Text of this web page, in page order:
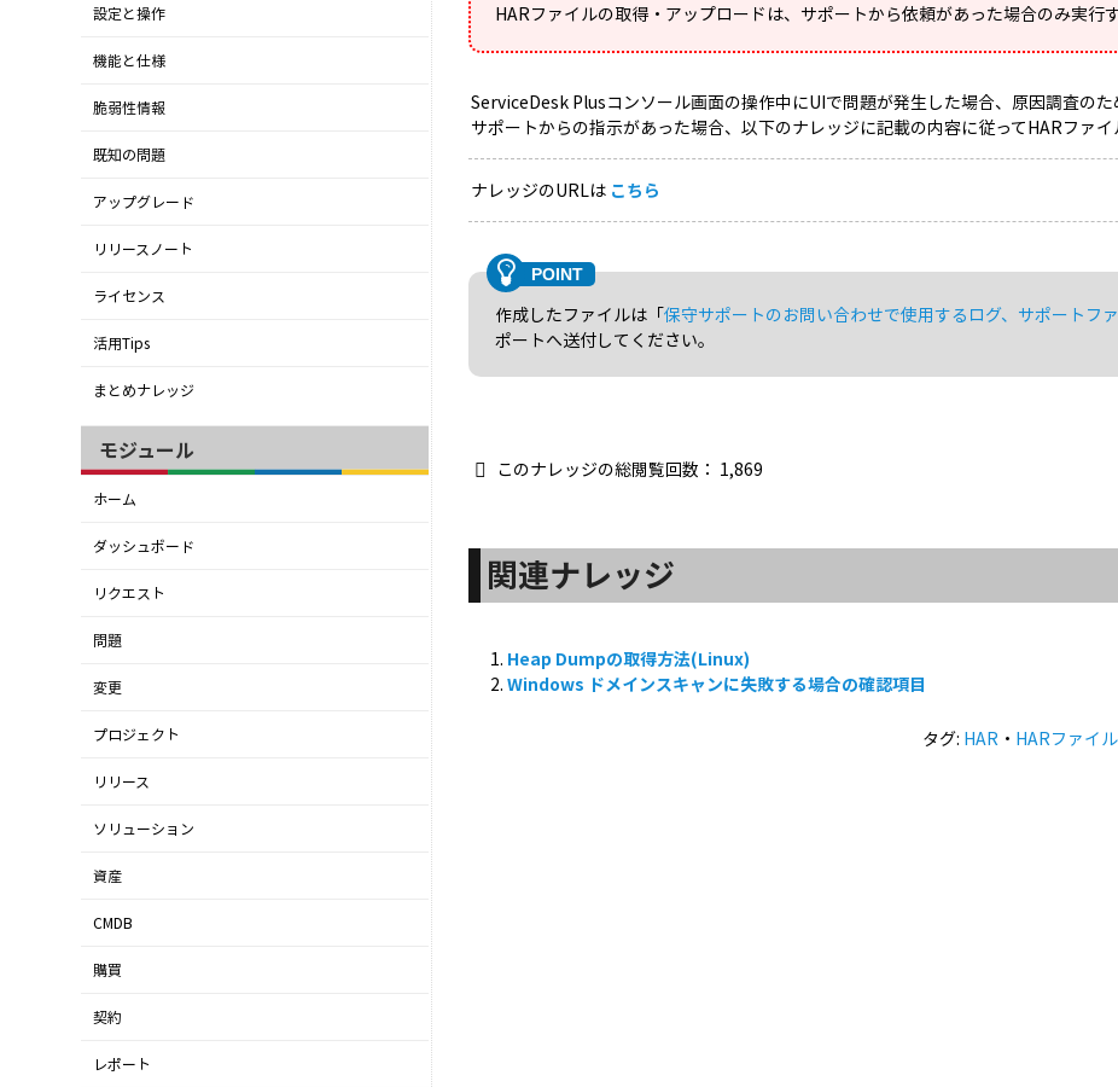
設定と操作
機能と仕様
脆弱性情報
既知の問題
アップグレード
リリースノート
ライセンス
活用Tips
まとめナレッジ
モジュール
ホーム
ダッシュボード
リクエスト
問題
変更
プロジェクト
リリース
ソリューション
資産
CMDB
購買
契約
レポート
HARファイルの取得・アップロードは、サポートから依頼があった場合のみ実行
ServiceDesk Plusコンソール画面の操作中にUIで問題が発生した場合、原因調査のた
サポートからの指示があった場合、以下のナレッジに記載の内容に従ってHARファイ
ナレッジのURLは こちら
作成したファイルは「保守サポートのお問い合わせで使用するログ、サポートフ
ポートへ送付してください。
このナレッジの総閲覧回数： 1,869
関連ナレッジ
Heap Dumpの取得方法(Linux)
Windows ドメインスキャンに失敗する場合の確認項目
タグ: HAR ・ HARファイル